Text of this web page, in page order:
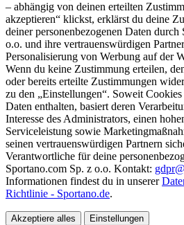
– abhängig von deinen erteilten
akzeptieren“ klickst, erklärst du deine
deiner personenbezogenen Daten
o.o. und ihre vertrauenswürdigen
Personalisierung von Werbung auf der
Wenn du keine Zustimmung erteilen,
oder bereits erteilte Zustimmungen
zu den „Einstellungen“. Soweit Cookies
Daten enthalten, basiert deren
Interesse des Administrators, einen
Serviceleistung sowie
seinen vertrauenswürdigen Partnern
Verantwortliche für deine
Sportano.com Sp. z o.o. Kontakt:
Informationen findest du in unserer
Richtlinie - Sportano.de.
Akzeptiere alles Einstellungen